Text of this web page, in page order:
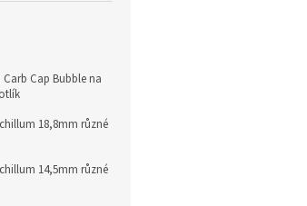
Cap Bubble na
18,8mm různé
14,5mm různé